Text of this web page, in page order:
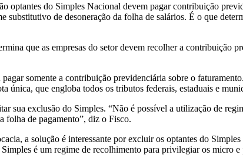
optantes do Simples Nacional devem pagar contribuição
de desoneração da folha de salários. É o que
que as empresas do setor devem recolher a contribuição
somente a contribuição previdenciária sobre o
única, que engloba todos os tributos federais, estaduais e
sua exclusão do Simples. “Não é possível a utilização de
folha de pagamento”, diz o Fisco.
a solução é interessante por excluir os optantes do
é um regime de recolhimento para privilegiar os micro